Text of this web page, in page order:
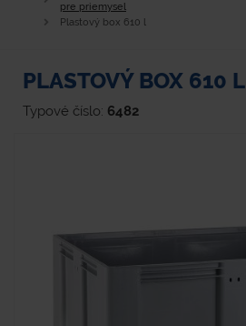
pre priemysel
Plastový box 610 l
PLASTOVÝ BOX 610 L
Typové číslo: 6482